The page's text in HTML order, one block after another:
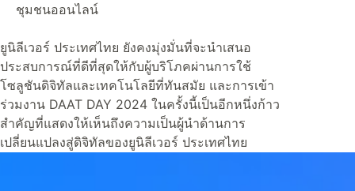
ชุมชนออนไลน์
ยูนิลีเวอร์ ประเทศไทย ยังคงมุ่งมั่นที่จะนำเสนอ
ประสบการณ์ที่ดีที่สุดให้กับผู้บริโภคผ่านการใช้
โซลูชันดิจิทัลและเทคโนโลยีที่ทันสมัย และการเข้า
ร่วมงาน DAAT DAY 2024 ในครั้งนี้เป็นอีกหนึ่งก้าว
สำคัญที่แสดงให้เห็นถึงความเป็นผู้นำด้านการ
เปลี่ยนแปลงสู่ดิจิทัลของยูนิลีเวอร์ ประเทศไทย